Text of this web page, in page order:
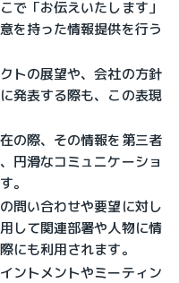
で「お伝えいたします」
を持った情報提供を行う
トの展望や、会社の方針
発表する際も、この表現
の際、その情報を第三者
円滑なコミュニケーショ
。
問い合わせや要望に対し
して関連部署や人物に情
にも利用されます。
ントメントやミーティン